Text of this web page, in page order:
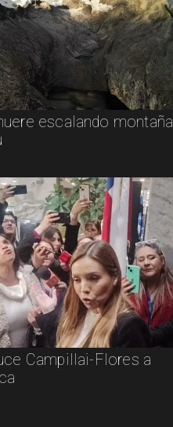
escalando montaña
Campillai-Flores a